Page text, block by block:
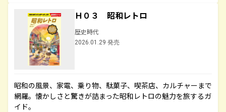
Ｈ０３ 昭和レトロ
歴史時代
2026.01.29 発売
昭和の風景、家電、乗り物、駄菓子、喫茶店、カルチャーまで
網羅。懐かしさと驚きが詰まった昭和レトロの魅力を旅するガ
イド。